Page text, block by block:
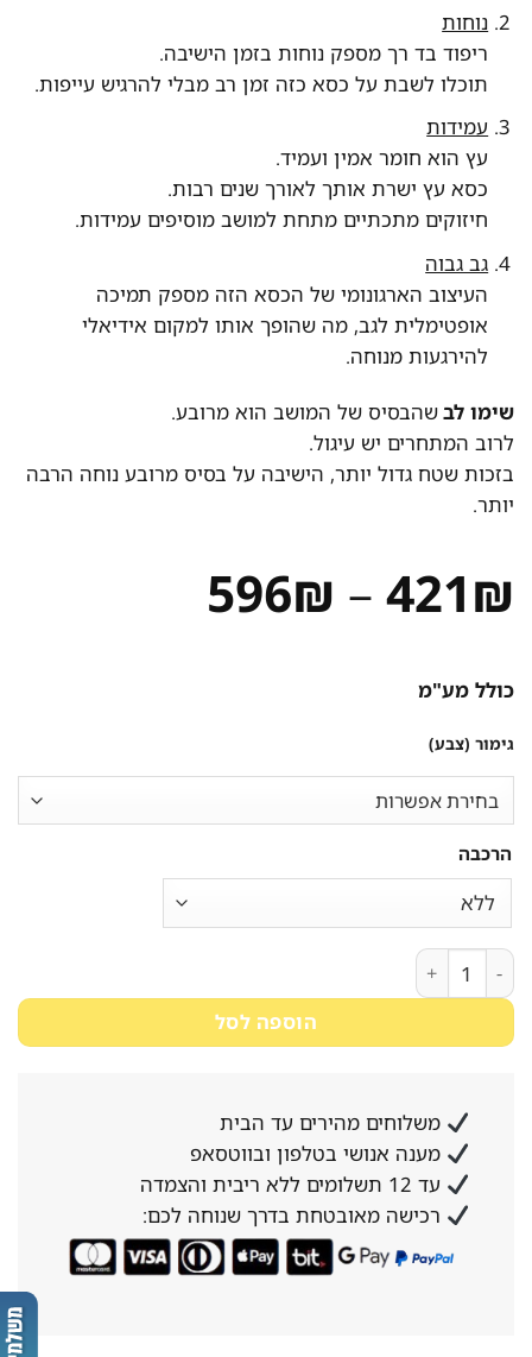
נוחות
ריפוד בד רך מספק נוחות בזמן הישיבה.
תוכלו לשבת על כסא כזה זמן רב מבלי להרגיש עייפות.
עמידות
עץ הוא חומר אמין ועמיד.
כסא עץ ישרת אותך לאורך שנים רבות.
חיזוקים מתכתיים מתחת למושב מוסיפים עמידות.
גב גבוה
העיצוב הארגונומי של הכסא הזה מספק תמיכה
אופטימלית לגב, מה שהופך אותו למקום אידיאלי
להירגעות מנוחה.
שימו לבשהבסיס של המושב הוא מרובע.
לרוב המתחרים יש עיגול.
בזכות שטח גדול יותר, הישיבה על בסיס מרובע נוחה הרבה
יותר.
421₪
–
596₪ טווח
כולל מע"מ
גימור (צבע)
הרכבה
כמות של כיסא רך ויפה לפינת אוכל "Sherry" – שוק הריהוט
הוספה לסל
משלוחים מהירים עד הבית
מענה אנושי בטלפון ובווטסאפ
עד 12 תשלומים ללא ריבית והצמדה
רכישה מאובטחת בדרך שנוחה לכם: